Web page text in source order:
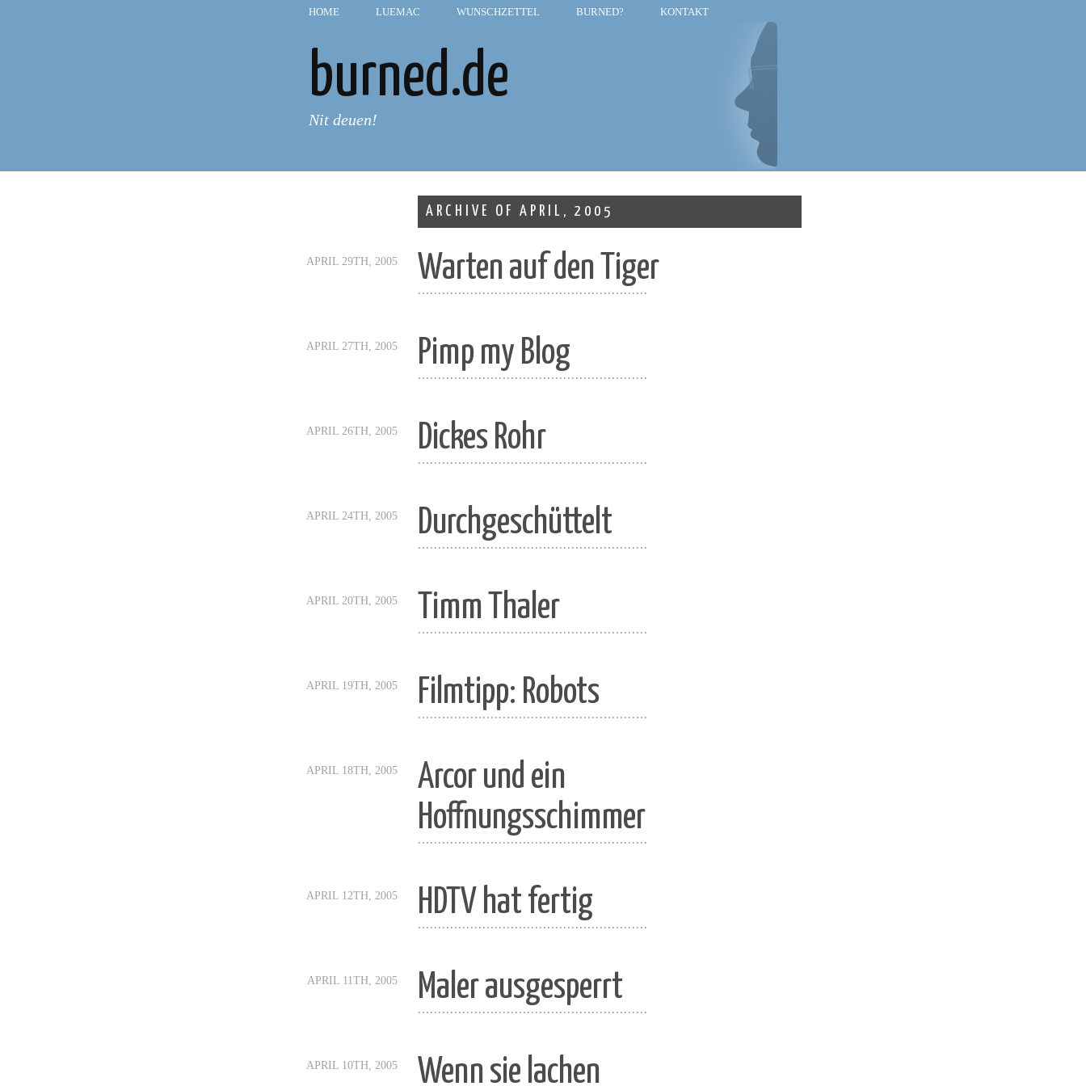
HOME LUEMAC WUNSCHZETTEL BURNED? KONTAKT
burned.de
Nit deuen!
ARCHIVE OF APRIL, 2005
APRIL 29TH, 2005 Warten auf den Tiger
.........................................................
APRIL 27TH, 2005 Pimp my Blog
.........................................................
APRIL 26TH, 2005 Dickes Rohr
.........................................................
APRIL 24TH, 2005 Durchgeschüttelt
.........................................................
APRIL 20TH, 2005 Timm Thaler
.........................................................
APRIL 19TH, 2005 Filmtipp: Robots
.........................................................
APRIL 18TH, 2005
Arcor und ein
Hoffnungsschimmer
.........................................................
APRIL 12TH, 2005 HDTV hat fertig
.........................................................
APRIL 11TH, 2005 Maler ausgesperrt
.........................................................
APRIL 10TH, 2005 Wenn sie lachen